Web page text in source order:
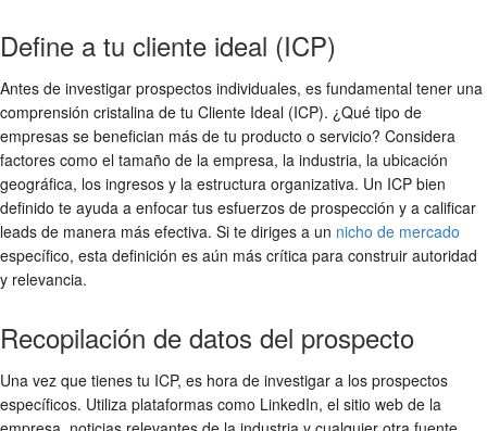
Define a tu cliente ideal (ICP)
Antes de investigar prospectos individuales, es fundamental tener una
comprensión cristalina de tu Cliente Ideal (ICP). ¿Qué tipo de
empresas se benefician más de tu producto o servicio? Considera
factores como el tamaño de la empresa, la industria, la ubicación
geográfica, los ingresos y la estructura organizativa. Un ICP bien
definido te ayuda a enfocar tus esfuerzos de prospección y a calificar
leads de manera más efectiva. Si te diriges a un nicho de mercado
específico, esta definición es aún más crítica para construir autoridad
y relevancia.
Recopilación de datos del prospecto
Una vez que tienes tu ICP, es hora de investigar a los prospectos
específicos. Utiliza plataformas como LinkedIn, el sitio web de la